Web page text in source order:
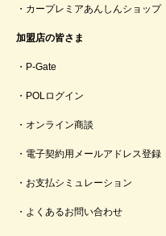
カープレミアあんしんショップ
加盟店の皆さま
P-Gate
POLログイン
オンライン商談
電子契約用メールアドレス登録
お支払シミュレーション
よくあるお問い合わせ